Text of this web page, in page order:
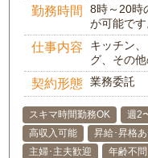
勤務時間
8時～20時
が可能で
仕事内容
キッチン
グ、その
契約形態 業務委託
スキマ時間勤務OK 週2
高収入可能
昇給･昇格あ
主婦･主夫歓迎
年齢不問